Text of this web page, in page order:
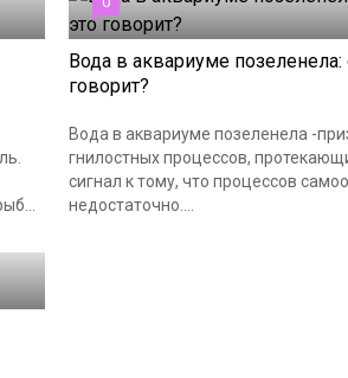
Вода в аквариуме позеленела:
говорит?
Вода в аквариуме позеленела -
гнилостных процессов,
сигнал к тому, что процессов
недостаточно....